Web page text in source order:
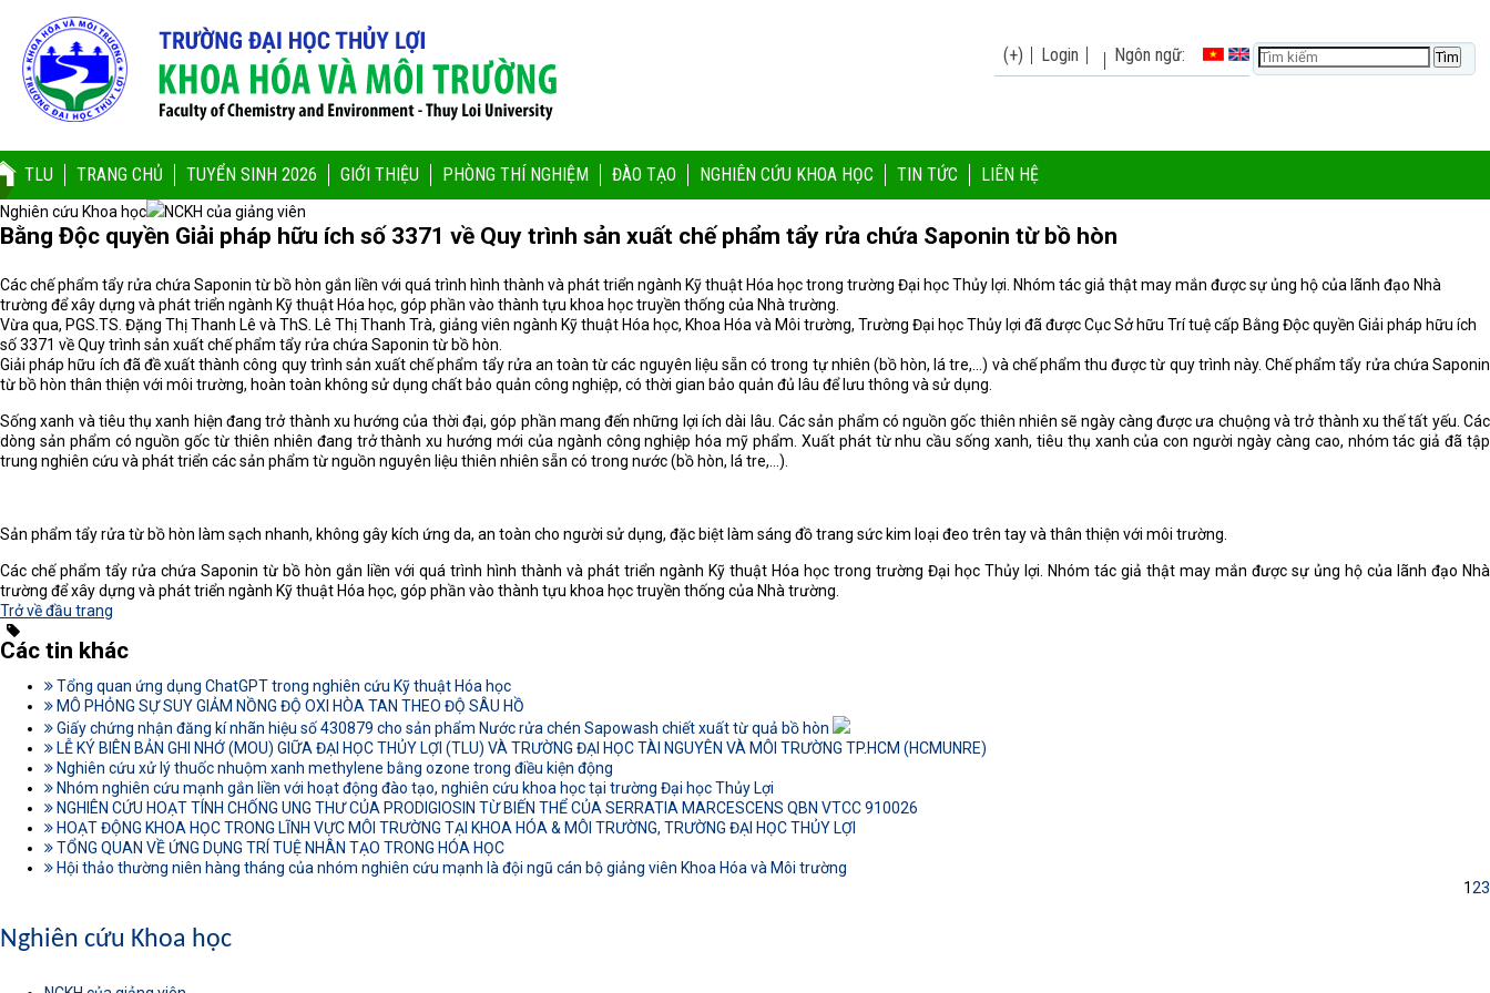
(+) Login Ngôn ngữ:
TLU TRANG CHỦ TUYỂN SINH 2026 GIỚI THIỆU PHÒNG THÍ NGHIỆM ĐÀO TẠO NGHIÊN CỨU KHOA HỌC TIN TỨC LIÊN HỆ
Nghiên cứu Khoa học NCKH của giảng viên
Bằng Độc quyền Giải pháp hữu ích số 3371 về Quy trình sản xuất chế phẩm tẩy rửa chứa Saponin từ bồ hòn
Các chế phẩm tẩy rửa chứa Saponin từ bồ hòn gắn liền với quá trình hình thành và phát triển ngành Kỹ thuật Hóa học trong trường Đại học Thủy lợi. Nhóm tác giả thật may mắn được sự ủng hộ của lãnh đạo Nhà
trường để xây dựng và phát triển ngành Kỹ thuật Hóa học, góp phần vào thành tựu khoa học truyền thống của Nhà trường.
Vừa qua, PGS.TS. Đặng Thị Thanh Lê và ThS. Lê Thị Thanh Trà, giảng viên ngành Kỹ thuật Hóa học, Khoa Hóa và Môi trường, Trường Đại học Thủy lợi đã được Cục Sở hữu Trí tuệ cấp Bằng Độc quyền Giải pháp hữu ích
số 3371 về Quy trình sản xuất chế phẩm tẩy rửa chứa Saponin từ bồ hòn.
Giải pháp hữu ích đã đề xuất thành công quy trình sản xuất chế phẩm tẩy rửa an toàn từ các nguyên liệu sẵn có trong tự nhiên (bồ hòn, lá tre,…) và chế phẩm thu được từ quy trình này. Chế phẩm tẩy rửa chứa Saponin
từ bồ hòn thân thiện với môi trường, hoàn toàn không sử dụng chất bảo quản công nghiệp, có thời gian bảo quản đủ lâu để lưu thông và sử dụng.
Sống xanh và tiêu thụ xanh hiện đang trở thành xu hướng của thời đại, góp phần mang đến những lợi ích dài lâu. Các sản phẩm có nguồn gốc thiên nhiên sẽ ngày càng được ưa chuộng và trở thành xu thế tất yếu. Các
dòng sản phẩm có nguồn gốc từ thiên nhiên đang trở thành xu hướng mới của ngành công nghiệp hóa mỹ phẩm. Xuất phát từ nhu cầu sống xanh, tiêu thụ xanh của con người ngày càng cao, nhóm tác giả đã tập
trung nghiên cứu và phát triển các sản phẩm từ nguồn nguyên liệu thiên nhiên sẵn có trong nước (bồ hòn, lá tre,…).
Sản phẩm tẩy rửa từ bồ hòn làm sạch nhanh, không gây kích ứng da, an toàn cho người sử dụng, đặc biệt làm sáng đồ trang sức kim loại đeo trên tay và thân thiện với môi trường.
Các chế phẩm tẩy rửa chứa Saponin từ bồ hòn gắn liền với quá trình hình thành và phát triển ngành Kỹ thuật Hóa học trong trường Đại học Thủy lợi. Nhóm tác giả thật may mắn được sự ủng hộ của lãnh đạo Nhà
trường để xây dựng và phát triển ngành Kỹ thuật Hóa học, góp phần vào thành tựu khoa học truyền thống của Nhà trường.
Trở về đầu trang
Các tin khác
Tổng quan ứng dụng ChatGPT trong nghiên cứu Kỹ thuật Hóa học
MÔ PHỎNG SỰ SUY GIẢM NỒNG ĐỘ OXI HÒA TAN THEO ĐỘ SÂU HỒ
Giấy chứng nhận đăng kí nhãn hiệu số 430879 cho sản phẩm Nước rửa chén Sapowash chiết xuất từ quả bồ hòn
LỄ KÝ BIÊN BẢN GHI NHỚ (MOU) GIỮA ĐẠI HỌC THỦY LỢI (TLU) VÀ TRƯỜNG ĐẠI HỌC TÀI NGUYÊN VÀ MÔI TRƯỜNG TP.HCM (HCMUNRE)
Nghiên cứu xử lý thuốc nhuộm xanh methylene bằng ozone trong điều kiện động
Nhóm nghiên cứu mạnh gắn liền với hoạt động đào tạo, nghiên cứu khoa học tại trường Đại học Thủy Lợi
NGHIÊN CỨU HOẠT TÍNH CHỐNG UNG THƯ CỦA PRODIGIOSIN TỪ BIẾN THỂ CỦA SERRATIA MARCESCENS QBN VTCC 910026
HOẠT ĐỘNG KHOA HỌC TRONG LĨNH VỰC MÔI TRƯỜNG TẠI KHOA HÓA & MÔI TRƯỜNG, TRƯỜNG ĐẠI HỌC THỦY LỢI
TỔNG QUAN VỀ ỨNG DỤNG TRÍ TUỆ NHÂN TẠO TRONG HÓA HỌC
Hội thảo thường niên hàng tháng của nhóm nghiên cứu mạnh là đội ngũ cán bộ giảng viên Khoa Hóa và Môi trường
123
Nghiên cứu Khoa học